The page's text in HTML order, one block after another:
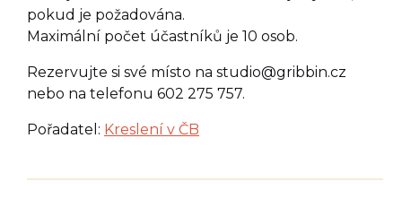
pokud je požadována.
Maximální počet účastníků je 10 osob.
Rezervujte si své místo na studio@gribbin.cz
nebo na telefonu 602 275 757.
Pořadatel: Kreslení v ČB